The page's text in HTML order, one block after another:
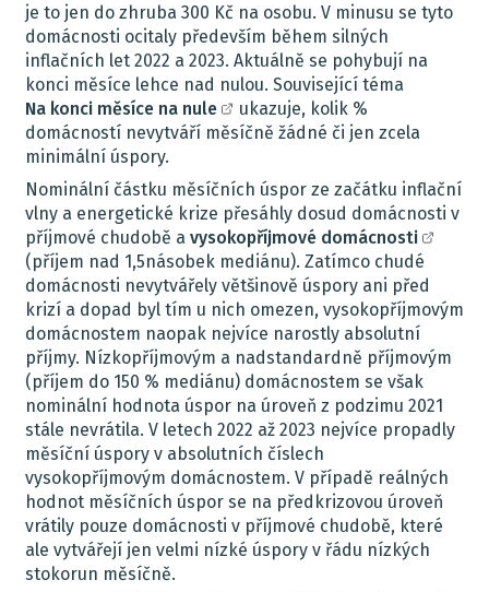
je to jen do zhruba 300 Kč na osobu. V minusu se tyto
domácnosti ocitaly především během silných
inflačních let 2022 a 2023. Aktuálně se pohybují na
konci měsíce lehce nad nulou. Související téma
Na konci měsíce na nule
ukazuje, kolik %
domácností nevytváří měsíčně žádné či jen zcela
minimální úspory.
Nominální částku měsíčních úspor ze začátku inflační
vlny a energetické krize přesáhly dosud domácnosti v
příjmové chudobě a vysokopříjmové domácnosti
(příjem nad 1,5násobek mediánu). Zatímco chudé
domácnosti nevytvářely většinově úspory ani před
krizí a dopad byl tím u nich omezen, vysokopříjmovým
domácnostem naopak nejvíce narostly absolutní
příjmy. Nízkopříjmovým a nadstandardně příjmovým
(příjem do 150 % mediánu) domácnostem se však
nominální hodnota úspor na úroveň z podzimu 2021
stále nevrátila. V letech 2022 až 2023 nejvíce propadly
měsíční úspory v absolutních číslech
vysokopříjmovým domácnostem. V případě reálných
hodnot měsíčních úspor se na předkrizovou úroveň
vrátily pouze domácnosti v příjmové chudobě, které
ale vytvářejí jen velmi nízké úspory v řádu nízkých
stokorun měsíčně.